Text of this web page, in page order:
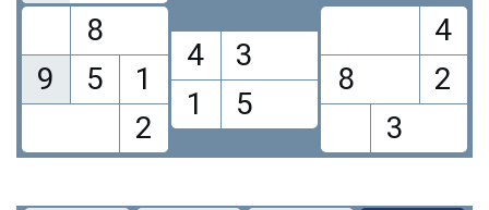
8
9
5
1
2
4
3
1
5
4
8
2
3